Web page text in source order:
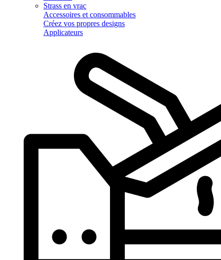
Strass en vrac
Accessoires et consommables
Créez vos propres designs
Applicateurs